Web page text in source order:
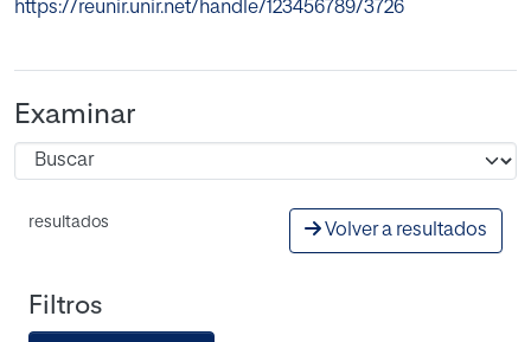
https://reunir.unir.net/handle/123456789/3726
Examinar
resultados Volver a resultados
Filtros